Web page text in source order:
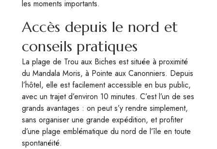
les moments importants.
Accès depuis le nord et
conseils pratiques
La plage de Trou aux Biches est située à proximité
du Mandala Moris, à Pointe aux Canonniers. Depuis
l’hôtel, elle est facilement accessible en bus public,
avec un trajet d’environ 10 minutes. C’est l’un de ses
grands avantages : on peut s’y rendre simplement,
sans organiser une grande expédition, et profiter
d’une plage emblématique du nord de l’île en toute
spontanéité.